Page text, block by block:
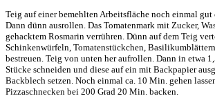
Teig auf einer bemehlten Arbeitsfläche noch einmal gut
Dann dünn ausrollen. Das Tomatenmark mit Zucker,
gehacktem Rosmarin verrühren. Dünn auf dem Teig
Schinkenwürfeln, Tomatenstückchen,
bestreuen. Teig von unten her aufrollen. Dann in etwa
Stücke schneiden und diese auf ein mit Backpapier
Backblech setzen. Noch einmal ca. 10 Min. gehen
Pizzaschnecken bei 200 Grad 20 Min. backen.